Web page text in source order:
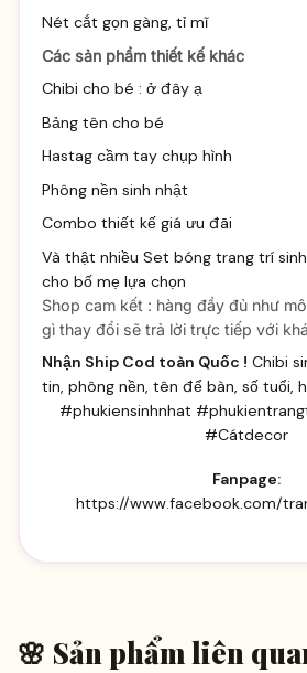
Nét cắt gọn gàng, tỉ mĩ
Các sản phẩm thiết kế khác
Chibi cho bé : ở đây ạ
Bảng tên cho bé
Hastag cầm tay chụp hình
Phông nền sinh nhật
Combo thiết kế giá ưu đãi
Và thật nhiều Set bóng trang trí sinh
cho bố mẹ lựa chọn
Shop cam kết : hàng đầy đủ như
gì thay đổi sẽ trả lời trực tiếp với
Nhận Ship Cod toàn Quốc ! Chibi
tin, phông nền, tên để bàn, số tuổi,
#phukiensinhnhat
#Cátdecor
Fanpage:
https://www.facebook.com/
🌸 Sản phẩm liên